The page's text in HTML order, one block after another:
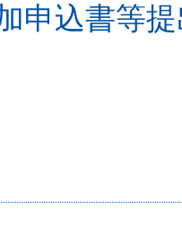
申込書等